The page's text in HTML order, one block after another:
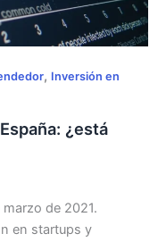
, Inversión en
¿está
de 2021.
en startups y